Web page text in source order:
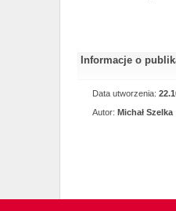
Informacje o
Data utworzenia:
Autor: Michał Szelka